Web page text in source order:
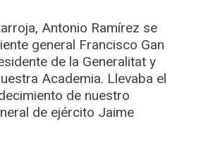
Antonio Ramírez se
general Francisco Gan
de la Generalitat y
Academia. Llevaba el
de nuestro
de ejército Jaime